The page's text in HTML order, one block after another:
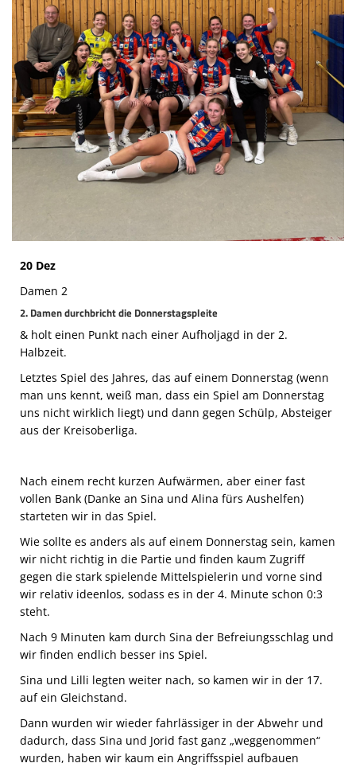
Die SpecialHaie
Teams
Trainer
ALLE SPIELE
HAIE TV
NEWSLETTER
Partner
20 Dez
Damen 2
2. Damen durchbricht die Donnerstagspleite
& holt einen Punkt nach einer Aufholjagd in der 2.
Halbzeit.
Letztes Spiel des Jahres, das auf einem Donnerstag (wenn
man uns kennt, weiß man, dass ein Spiel am Donnerstag
uns nicht wirklich liegt) und dann gegen Schülp, Absteiger
aus der Kreisoberliga.
Nach einem recht kurzen Aufwärmen, aber einer fast
vollen Bank (Danke an Sina und Alina fürs Aushelfen)
starteten wir in das Spiel.
Wie sollte es anders als auf einem Donnerstag sein, kamen
wir nicht richtig in die Partie und finden kaum Zugriff
gegen die stark spielende Mittelspielerin und vorne sind
wir relativ ideenlos, sodass es in der 4. Minute schon 0:3
steht.
Nach 9 Minuten kam durch Sina der Befreiungsschlag und
wir finden endlich besser ins Spiel.
Sina und Lilli legten weiter nach, so kamen wir in der 17.
auf ein Gleichstand.
Dann wurden wir wieder fahrlässiger in der Abwehr und
dadurch, dass Sina und Jorid fast ganz „weggenommen“
wurden, haben wir kaum ein Angriffsspiel aufbauen